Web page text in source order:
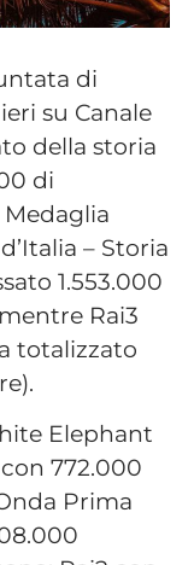
di
su Canale
della storia
di
Medaglia
– Storia
1.553.000
Rai3
totalizzato
Elephant
772.000
Prima